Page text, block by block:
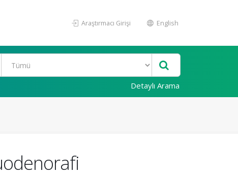
Araştırmacı Girişi English
Detaylı Arama